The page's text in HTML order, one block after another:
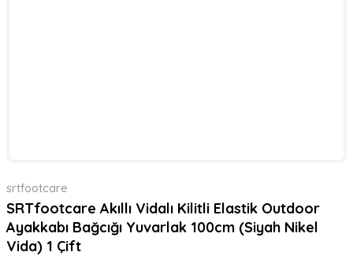
srtfootcare
SRTfootcare Akıllı Vidalı Kilitli Elastik Outdoor
Ayakkabı Bağcığı Yuvarlak 100cm (Siyah Nikel
Vida) 1 Çift